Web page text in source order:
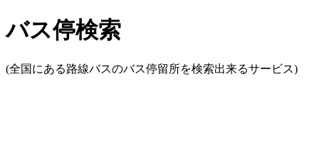
バス停検索
(全国にある路線バスのバス停留所を検索出来るサービス)